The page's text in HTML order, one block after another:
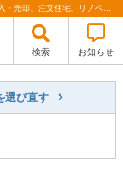
プライスダウン ｜関西（大阪・北摂・神戸）・関東（東京）で不動産の購入・売却、注文住宅、リノベーションの事なら株式会社ハウスコミュニケーション
検索 お知らせ
選び直す